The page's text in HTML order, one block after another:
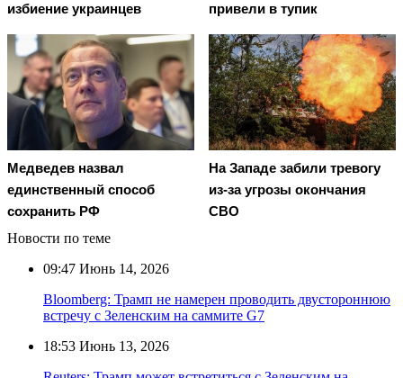
избиение украинцев
привели в тупик
Медведев назвал
единственный способ
сохранить РФ
На Западе забили тревогу
из-за угрозы окончания
СВО
Новости по теме
09:47 Июнь 14, 2026
Bloomberg: Трамп не намерен проводить двустороннюю
встречу с Зеленским на саммите G7
18:53 Июнь 13, 2026